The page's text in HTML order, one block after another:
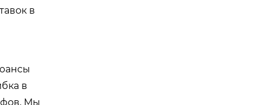
в
в
Мы